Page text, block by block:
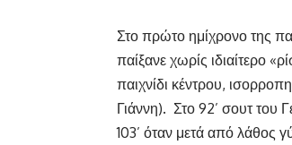
Στο πρώτο ημίχρονο της
παίξανε χωρίς ιδιαίτερο
παιχνίδι κέντρου,
Γιάννη). Στο 92’ σουτ του
103’ όταν μετά από λάθος